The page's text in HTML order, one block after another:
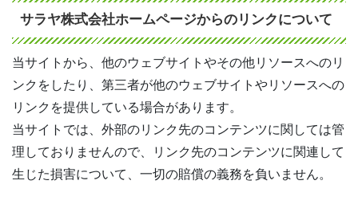
サラヤ株式会社ホームページからのリンクについて
当サイトから、他のウェブサイトやその他リソースへのリ
ンクをしたり、第三者が他のウェブサイトやリソースへの
リンクを提供している場合があります。
当サイトでは、外部のリンク先のコンテンツに関しては管
理しておりませんので、リンク先のコンテンツに関連して
生じた損害について、一切の賠償の義務を負いません。